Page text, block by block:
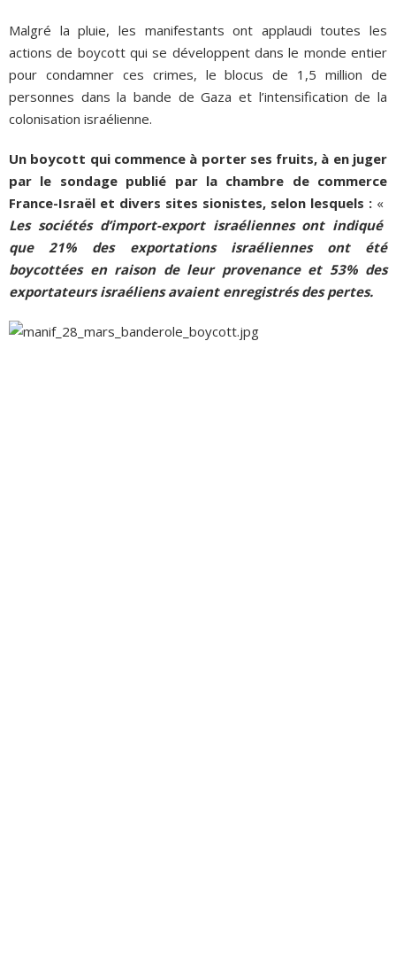
Malgré la pluie, les manifestants ont applaudi toutes les
actions de boycott qui se développent dans le monde entier
pour condamner ces crimes, le blocus de 1,5 million de
personnes dans la bande de Gaza et l’intensification de la
colonisation israélienne.
Un boycott qui commence à porter ses fruits, à en juger
par le sondage publié par la chambre de commerce
France-Israël et divers sites sionistes, selon lesquels : «
Les sociétés d’import-export israéliennes ont indiqué
que 21% des exportations israéliennes ont été
boycottées en raison de leur provenance et 53% des
exportateurs israéliens avaient enregistrés des pertes.